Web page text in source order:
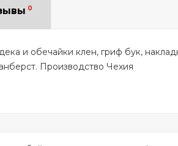
0
и обечайки клен, гриф бук,
Производство Чехия